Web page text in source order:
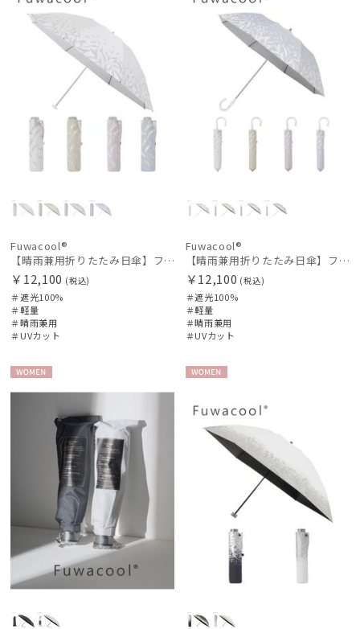
Fuwacool®
【晴雨兼用折りたたみ日傘】フワクール®ホワイト（Fuwacool® White）スパークルブラッシュ 遮光100 UV100
￥12,100 (税込)
＃遮光100%
＃軽量
＃晴雨兼用
＃UVカット
Fuwacool®
【晴雨兼用折りたたみ日傘】フワクール®ホワイト（Fuwacool® White）スパークルブラッシュ 遮光100 UV100 ハンドル付き
￥12,100 (税込)
＃遮光100%
＃軽量
＃晴雨兼用
＃UVカット
N